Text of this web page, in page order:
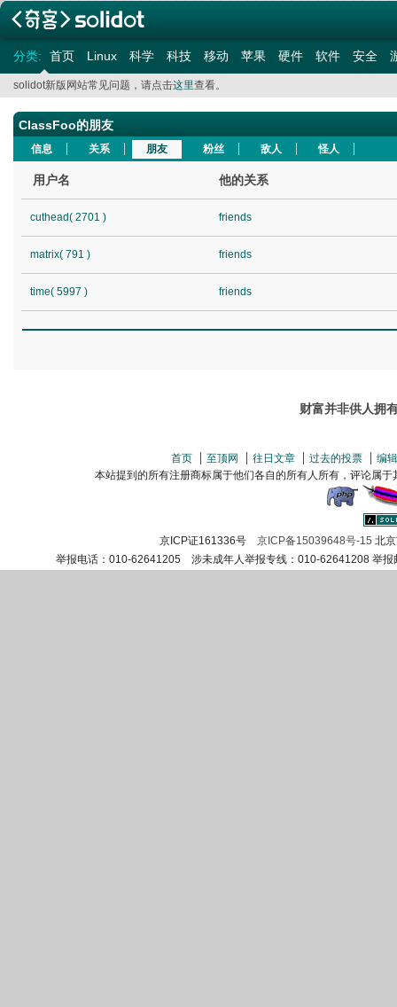
分类: 首页 Linux 科学 科技 移动 苹果 硬件 软件 安全
solidot新版网站常见问题，请点击这里查看。
ClassFoo的朋友
信息 关系 朋友 粉丝 敌人 怪人
用户名 他的关系
cuthead( 2701 ) friends
matrix( 791 ) friends
time( 5997 ) friends
财富并非供人拥
首页 至顶网 往日文章 过去的投票
编
本站提到的所有注册商标属于他们各自的所有人所有，评论属
京ICP证161336号 京ICP备15039648号-15 北
举报电话：010-62641205 涉未成年人举报专线：010-62641208 举